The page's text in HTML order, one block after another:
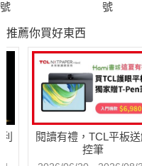
號
號
推薦你買好東西
閱讀有禮，TCL平板
控筆